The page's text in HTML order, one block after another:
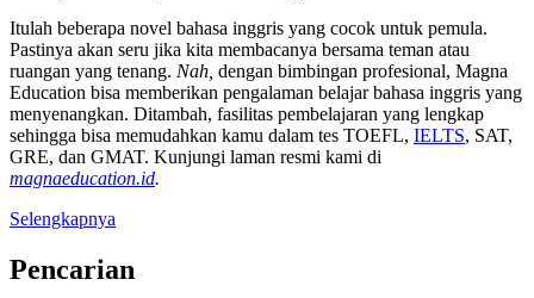
Itulah beberapa novel bahasa inggris yang cocok untuk pemula.
Pastinya akan seru jika kita membacanya bersama teman atau
ruangan yang tenang. Nah, dengan bimbingan profesional, Magna
Education bisa memberikan pengalaman belajar bahasa inggris yang
menyenangkan. Ditambah, fasilitas pembelajaran yang lengkap
sehingga bisa memudahkan kamu dalam tes TOEFL, IELTS, SAT,
GRE, dan GMAT. Kunjungi laman resmi kami di
magnaeducation.id.
Selengkapnya
Pencarian